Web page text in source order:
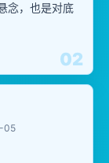
02
念，也是对底
05